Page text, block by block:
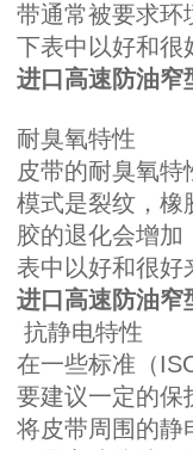
带通常被要求
下表中以好和很
进口高速防油窄
耐臭氧特性
皮带的耐臭氧
模式是裂纹，橡
胶的退化会增
表中以好和很好
进口高速防油窄
抗静电特性
在一些标准（
要建议一定的保
将皮带周围的静